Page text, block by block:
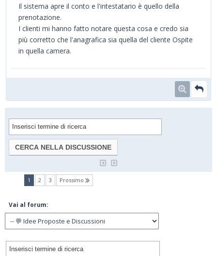
Il sistema apre il conto e l'intestatario è quello della
prenotazione.
I clienti mi hanno fatto notare questa cosa e credo sia
più corretto che l'anagrafica sia quella del cliente Ospite
in quella camera.
1 (current)
2 3 Prossimo
Vai al forum: